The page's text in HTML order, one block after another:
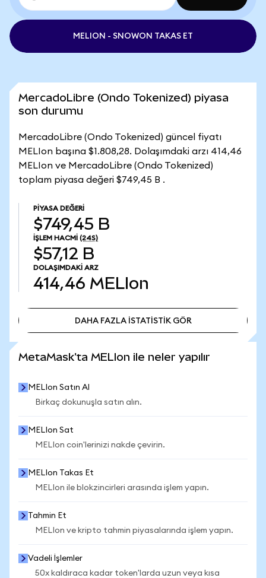
MELION - SNOWON TAKAS ET
MercadoLibre (Ondo Tokenized) piyasa
son durumu
MercadoLibre (Ondo Tokenized) güncel fiyatı
MELIon başına $1.808,28. Dolaşımdaki arzı 414,46
MELIon ve MercadoLibre (Ondo Tokenized)
toplam piyasa değeri $749,45 B .
PIYASA DEĞERI
$749,45 B
İŞLEM HACMI (24S)
$57,12 B
DOLAŞIMDAKI ARZ
414,46 MELIon
DAHA FAZLA İSTATİSTİK GÖR
MetaMask'ta MELIon ile neler yapılır
MELIon Satın Al
Birkaç dokunuşla satın alın.
MELIon Sat
MELIon coin'lerinizi nakde çevirin.
MELIon Takas Et
MELIon ile blokzincirleri arasında işlem yapın.
Tahmin Et
MELIon ve kripto tahmin piyasalarında işlem yapın.
Vadeli İşlemler
50x kaldıraca kadar token'larda uzun veya kısa